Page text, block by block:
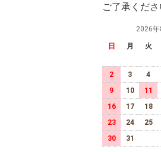
ご了承くださ
2026年
日 月 火
2
3 4
9
10 11
16
17 18
23
24 25
30
31